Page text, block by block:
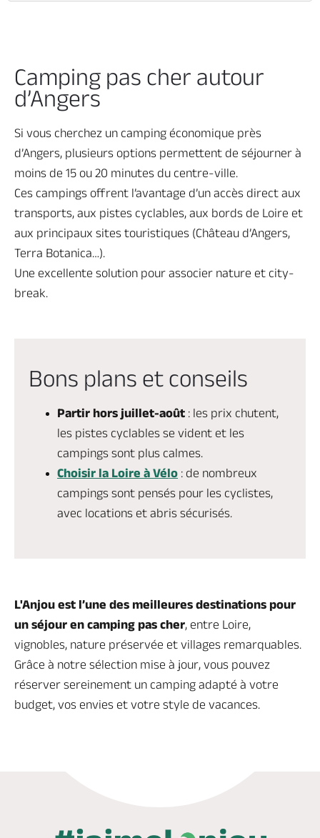
Camping pas cher autour
d’Angers
Si vous cherchez un camping économique près
d’Angers, plusieurs options permettent de séjourner à
moins de 15 ou 20 minutes du centre-ville.
Ces campings offrent l’avantage d’un accès direct aux
transports, aux pistes cyclables, aux bords de Loire et
aux principaux sites touristiques (Château d’Angers,
Terra Botanica…).
Une excellente solution pour associer nature et city-
break.
Bons plans et conseils
Partir hors juillet-août : les prix chutent,
les pistes cyclables se vident et les
campings sont plus calmes.
Choisir la Loire à Vélo : de nombreux
campings sont pensés pour les cyclistes,
avec locations et abris sécurisés.
L'Anjou est l’une des meilleures destinations pour
un séjour en camping pas cher, entre Loire,
vignobles, nature préservée et villages remarquables.
Grâce à notre sélection mise à jour, vous pouvez
réserver sereinement un camping adapté à votre
budget, vos envies et votre style de vacances.